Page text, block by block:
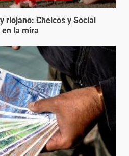
riojano: Chelcos y Social
la mira